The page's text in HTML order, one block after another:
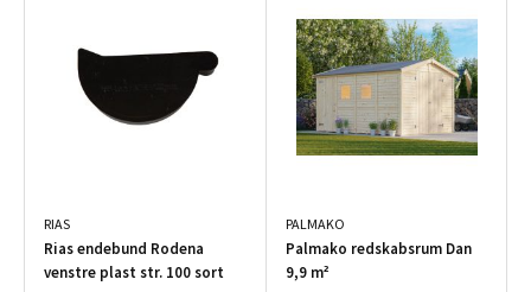
RIAS
Rias endebund Rodena
venstre plast str. 100 sort
PALMAKO
Palmako redskabsrum Dan
9,9 m²